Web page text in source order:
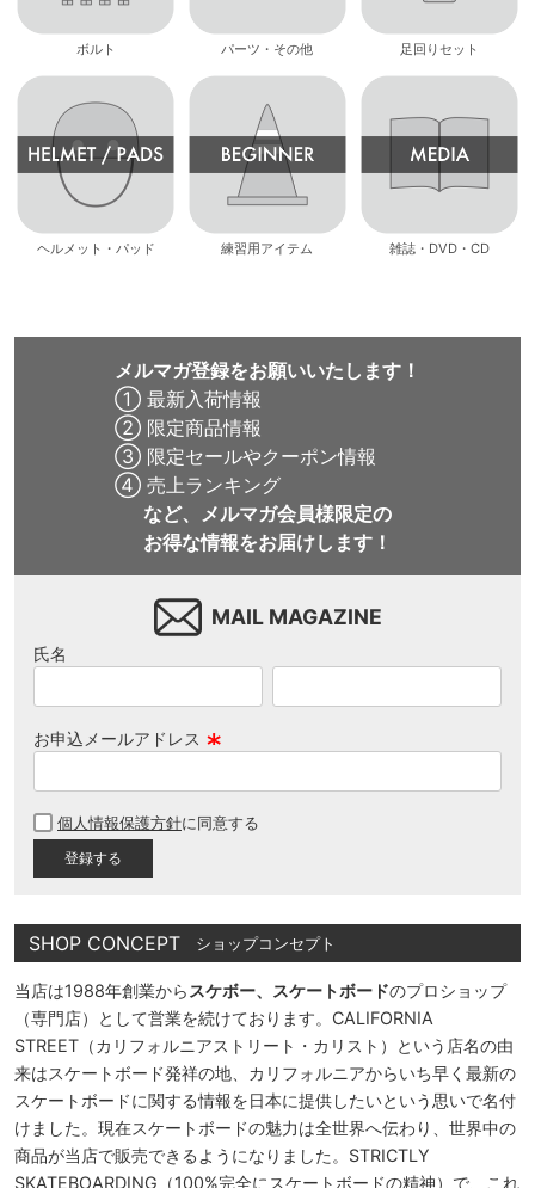
ボルト パーツ・その他 足回りセット
ヘルメット・パッド 練習用アイテム 雑誌・DVD・CD
メルマガ登録をお願いいたします！
① 最新入荷情報
② 限定商品情報
③ 限定セールやクーポン情報
④ 売上ランキング
など、メルマガ会員様限定の
お得な情報をお届けします！
MAIL MAGAZINE
氏名
お申込メールアドレス
須
個人情報保護方針に同意する
SHOP CONCEPT ショップコンセプト
当店は1988年創業から スケボー、スケートボードのプロショップ
（専門店）として営業を続けております。CALIFORNIA
STREET（カリフォルニアストリート・カリスト）という店名の由
来はスケートボード発祥の地、カリフォルニアからいち早く最新の
スケートボードに関する情報を日本に提供したいという思いで名付
けました。現在スケートボードの魅力は全世界へ伝わり、世界中の
商品が当店で販売できるようになりました。STRICTLY
SKATEBOARDING（100%完全にスケートボードの精神）で、これ